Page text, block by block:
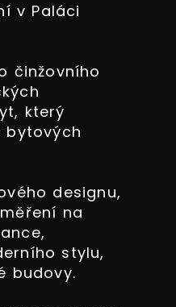
v Paláci
činžovního
který
bytových
designu,
na
stylu,
budovy.